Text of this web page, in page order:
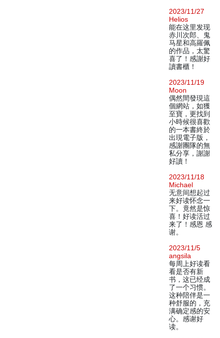
2023/11/27
Helios
能在这里发现
赤川次郎、鬼
马星和高羅佩
的作品，太驚
喜了！感謝好
讀書櫃！
2023/11/19
Moon
偶然間發現這
個網站，如獲
至寶，更找到
小時候很喜歡
的一本書終於
出現電子版，
感謝團隊的無
私分享，謝謝
好讀！
2023/11/18
Michael
无意间想起过
来好读怀念一
下。竟然是惊
喜！好读活过
来了！感恩 感
谢。
2023/11/5
angsila
每周上好读看
看是否有新
书，这已经成
了一个习惯。
这种陪伴是一
种舒服的，充
满确定感的安
心。感谢好
读。